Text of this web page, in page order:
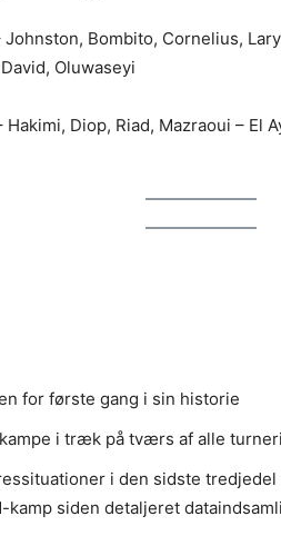
Johnston, Bombito, Cornelius,
Oluwaseyi
Hakimi, Diop, Riad, Mazraoui – El
for første gang i sin historie
i træk på tværs af alle
i den sidste
kamp siden detaljeret